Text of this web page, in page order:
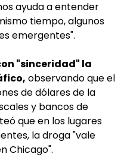
ayuda a entender
tiempo, algunos
emergentes".
"sinceridad" la
observando que el
de dólares de la
y bancos de
que en los lugares
la droga "vale
Chicago".